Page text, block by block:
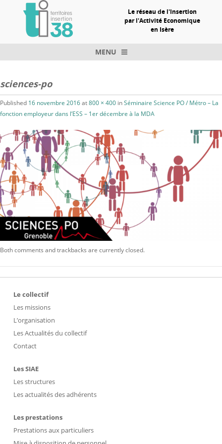
Le réseau de l'Insertion
par l'Activité Economique
en Isère
MENU
sciences-po
Published 16 novembre 2016at800 × 400 inSéminaire Science PO / Métro – La
fonction employeur dans l’ESS – 1er décembre à la MDA
Both comments and trackbacks are currently closed.
Le collectif
Les missions
L’organisation
Les Actualités du collectif
Contact
Les SIAE
Les structures
Les actualités des adhérents
Les prestations
Prestations aux particuliers